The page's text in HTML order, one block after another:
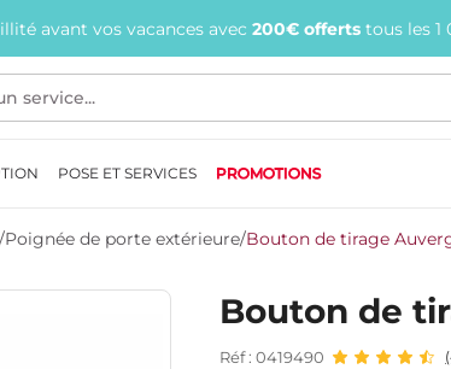
avant vos vacances avec 200€ offerts tous les 1
POSE ET SERVICES PROMOTIONS
/Poignée de porte extérieure/Bouton de tirage
Bouton de
Réf : 0419490